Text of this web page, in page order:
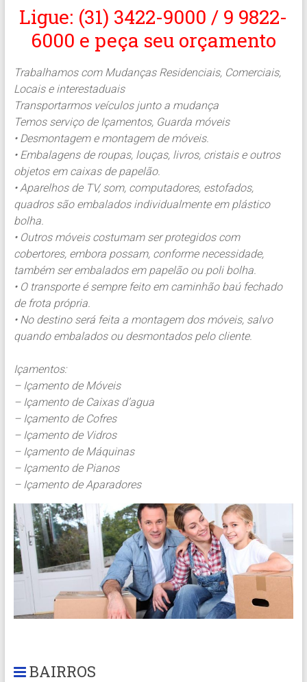
Ligue: (31) 3422-9000 / 9 9822-
6000 e peça seu orçamento
Trabalhamos com Mudanças Residenciais, Comerciais,
Locais e interestaduais
Transportarmos veículos junto a mudança
Temos serviço de Içamentos, Guarda móveis
• Desmontagem e montagem de móveis.
• Embalagens de roupas, louças, livros, cristais e outros
objetos em caixas de papelão.
• Aparelhos de TV, som, computadores, estofados,
quadros são embalados individualmente em plástico
bolha.
• Outros móveis costumam ser protegidos com
cobertores, embora possam, conforme necessidade,
também ser embalados em papelão ou poli bolha.
• O transporte é sempre feito em caminhão baú fechado
de frota própria.
• No destino será feita a montagem dos móveis, salvo
quando embalados ou desmontados pelo cliente.
Içamentos:
– Içamento de Móveis
– Içamento de Caixas d’agua
– Içamento de Cofres
– Içamento de Vidros
– Içamento de Máquinas
– Içamento de Pianos
– Içamento de Aparadores
BAIRROS